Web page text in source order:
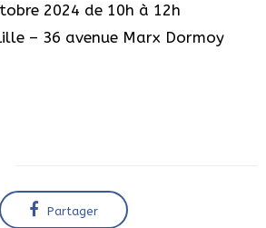
2024 de 10h à 12h
– 36 avenue Marx Dormoy
Partager